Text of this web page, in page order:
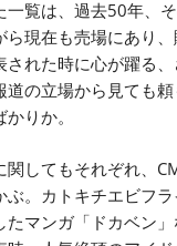
一覧は、過去50年、
ら現在も売場にあり
された時に心が躍る
道の立場から見ても
りか。
関してもそれぞれ、
ぶ。カトキチエビフ
たマンガ「ドカベン